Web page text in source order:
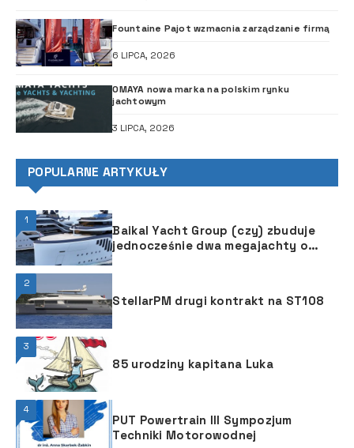
Fountaine Pajot wzmacnia zarządzanie firmą
6 LIPCA, 2026
OMAYA nowa marka na polskim rynku
jachtowym
3 LIPCA, 2026
POPULARNE ARTYKUŁY
1
Baikal Yacht Group (czy) zbuduje
jednocześnie dwa megajachty o
2
StellarPM drugi kontrakt na ST108
3
85 urodziny kapitana Luka
4
PUT Powertrain III Sympozjum
Techniki Motorowodnej